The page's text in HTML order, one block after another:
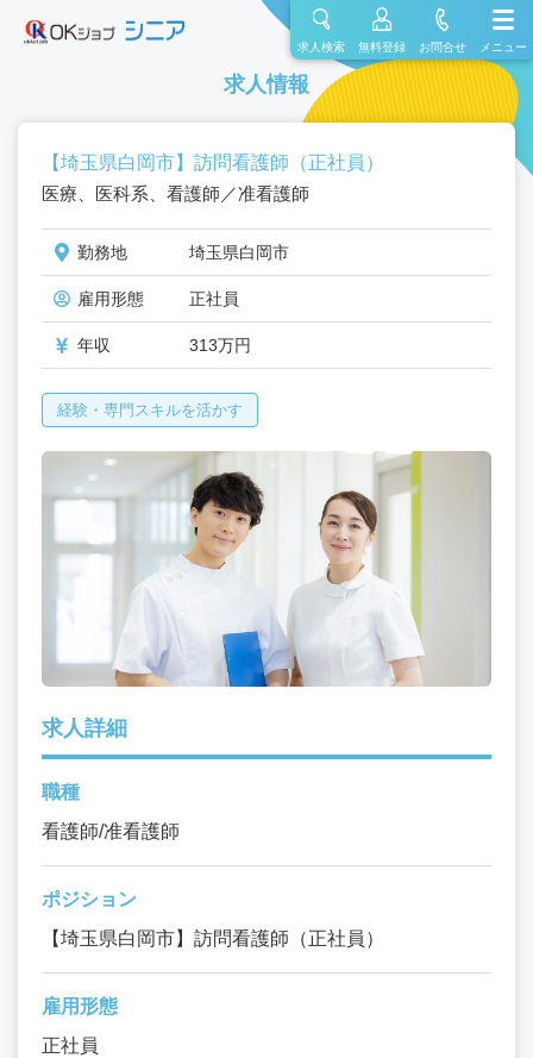
求人検索 無料登録 お問合せ メニュー
求人情報
【埼玉県白岡市】訪問看護師（正社員）
医療、医科系、看護師／准看護師
勤務地 埼玉県白岡市
雇用形態 正社員
年収 313万円
経験・専門スキルを活かす
求人詳細
職種
看護師/准看護師
ポジション
【埼玉県白岡市】訪問看護師（正社員）
雇用形態
正社員